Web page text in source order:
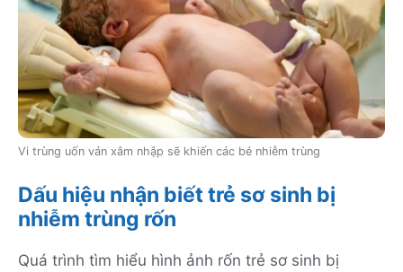
Vi trùng uốn ván xâm nhập sẽ khiến các bé nhiễm trùng
Dấu hiệu nhận biết trẻ sơ sinh bị
nhiễm trùng rốn
Quá trình tìm hiểu hình ảnh rốn trẻ sơ sinh bị